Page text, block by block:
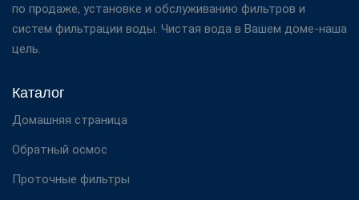
по продаже, установке и обслуживанию фильтров и
систем фильтрации воды. Чистая вода в Вашем доме-наша
цель.
Каталог
Домашняя страница
Обратный осмос
Проточные фильтры